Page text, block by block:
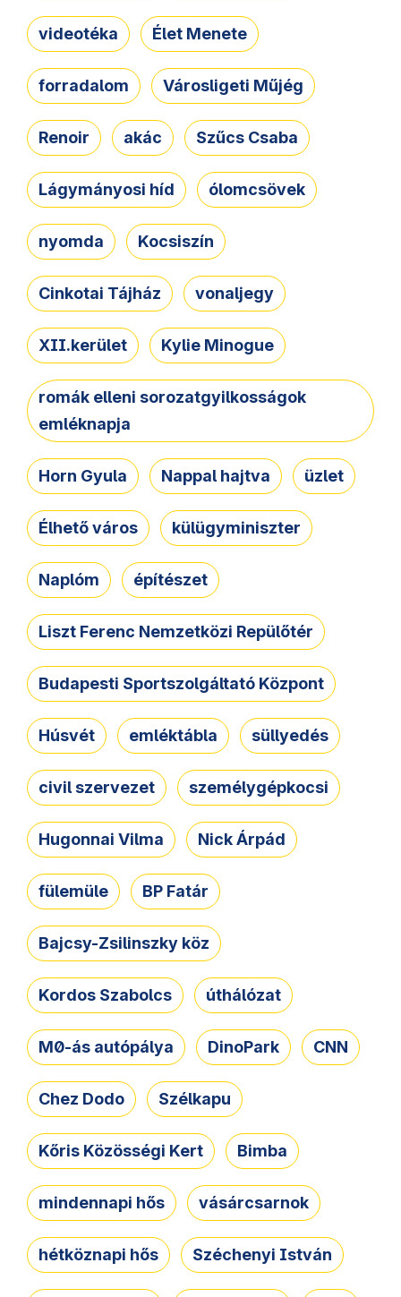
videotéka Élet Menete
forradalom Városligeti Műjég
Renoir akác Szűcs Csaba
Lágymányosi híd ólomcsövek
nyomda Kocsiszín
Cinkotai Tájház vonaljegy
XII.kerület Kylie Minogue
romák elleni sorozatgyilkosságok
emléknapja
Horn Gyula Nappal hajtva üzlet
Élhető város külügyminiszter
Naplóm építészet
Liszt Ferenc Nemzetközi Repülőtér
Budapesti Sportszolgáltató Központ
Húsvét emléktábla süllyedés
civil szervezet személygépkocsi
Hugonnai Vilma Nick Árpád
fülemüle BP Fatár
Bajcsy-Zsilinszky köz
Kordos Szabolcs úthálózat
M0-ás autópálya DinoPark CNN
Chez Dodo Szélkapu
Kőris Közösségi Kert Bimba
mindennapi hős vásárcsarnok
hétköznapi hős Széchenyi István